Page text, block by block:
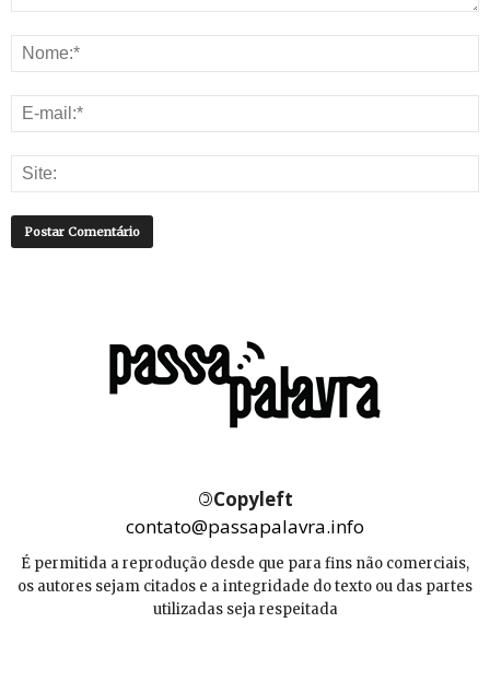
©Copyleft
contato@passapalavra.info
É permitida a reprodução desde que para fins não comerciais,
os autores sejam citados e a integridade do texto ou das partes
utilizadas seja respeitada